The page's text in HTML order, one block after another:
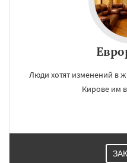
Люди хотят изменений в
Кирове им